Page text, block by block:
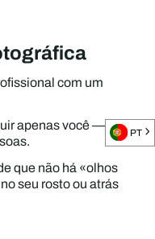
com um
apenas você —
que não há «olhos
seu rosto ou atrás
PT